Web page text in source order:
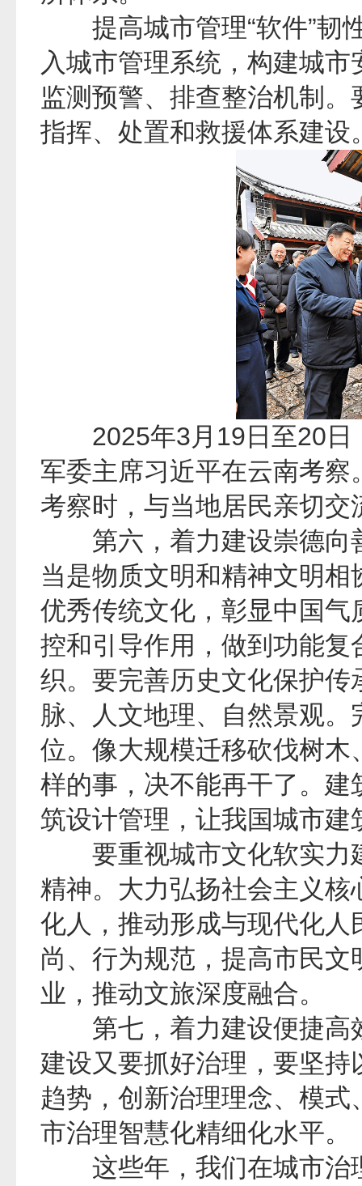
提高城市管理“软件”韧
入城市管理系统，构建城
监测预警、排查整治机制
指挥、处置和救援体系建设
2025年3月19日至20日
军委主席习近平在云南考
考察时，与当地居民亲切
第六，着力建设崇德向
当是物质文明和精神文明
优秀传统文化，彰显中国
控和引导作用，做到功能
织。要完善历史文化保护
脉、人文地理、自然景观
位。像大规模迁移砍伐树
样的事，决不能再干了。建
筑设计管理，让我国城市
要重视城市文化软实力
精神。大力弘扬社会主义
化人，推动形成与现代化
尚、行为规范，提高市民
业，推动文旅深度融合。
第七，着力建设便捷高
建设又要抓好治理，要坚
趋势，创新治理理念、模
市治理智慧化精细化水平。
这些年，我们在城市治